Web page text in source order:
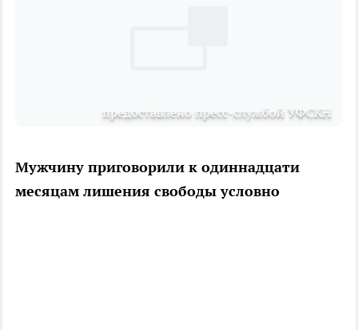
предоставлено пресс-службой УФСКН
Мужчину приговорили к одиннадцати
месяцам лишения свободы условно